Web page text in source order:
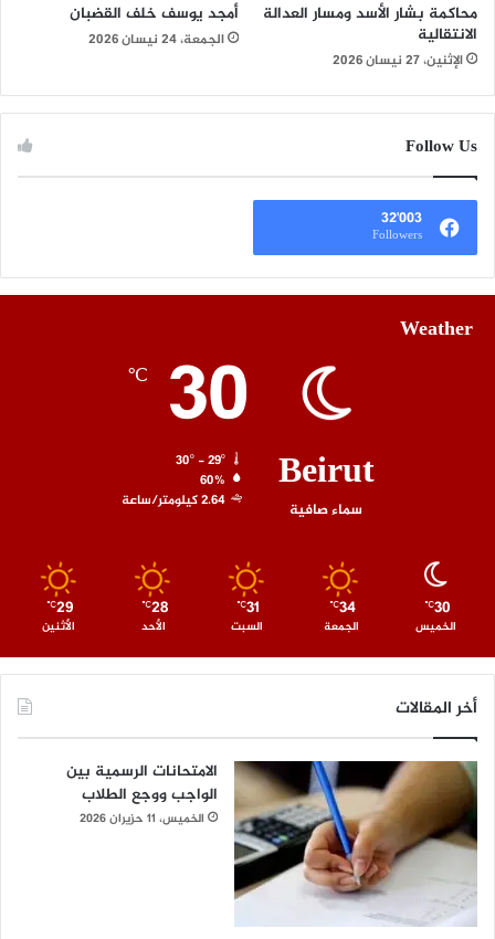
محاكمة بشار الأسد ومسار العدالة
الانتقالية
الإثنين، 27 نيسان 2026
أمجد يوسف خلف القضبان
الجمعة، 24 نيسان 2026
Follow Us
32٬003
Followers
Weather
Beirut
سماء صافية
30
℃
30º - 29º
60%
2.64 كيلومتر/ساعة
30
℃
الخميس
34
℃
الجمعة
31
℃
السبت
28
℃
الأحد
29
℃
الأثنين
أخر المقالات
الامتحانات الرسمية بين
الواجب ووجع الطلاب
الخميس، 11 حزيران 2026